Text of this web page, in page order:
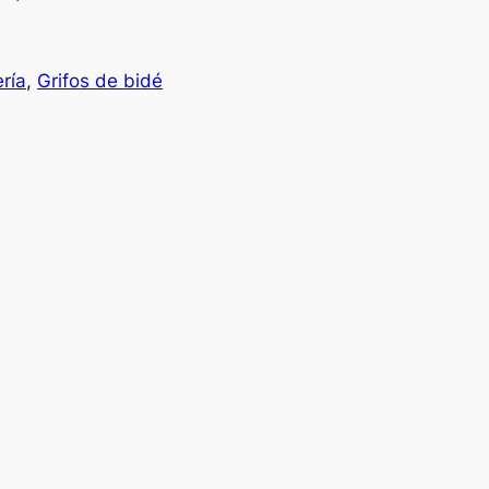
, Grifos de bidé